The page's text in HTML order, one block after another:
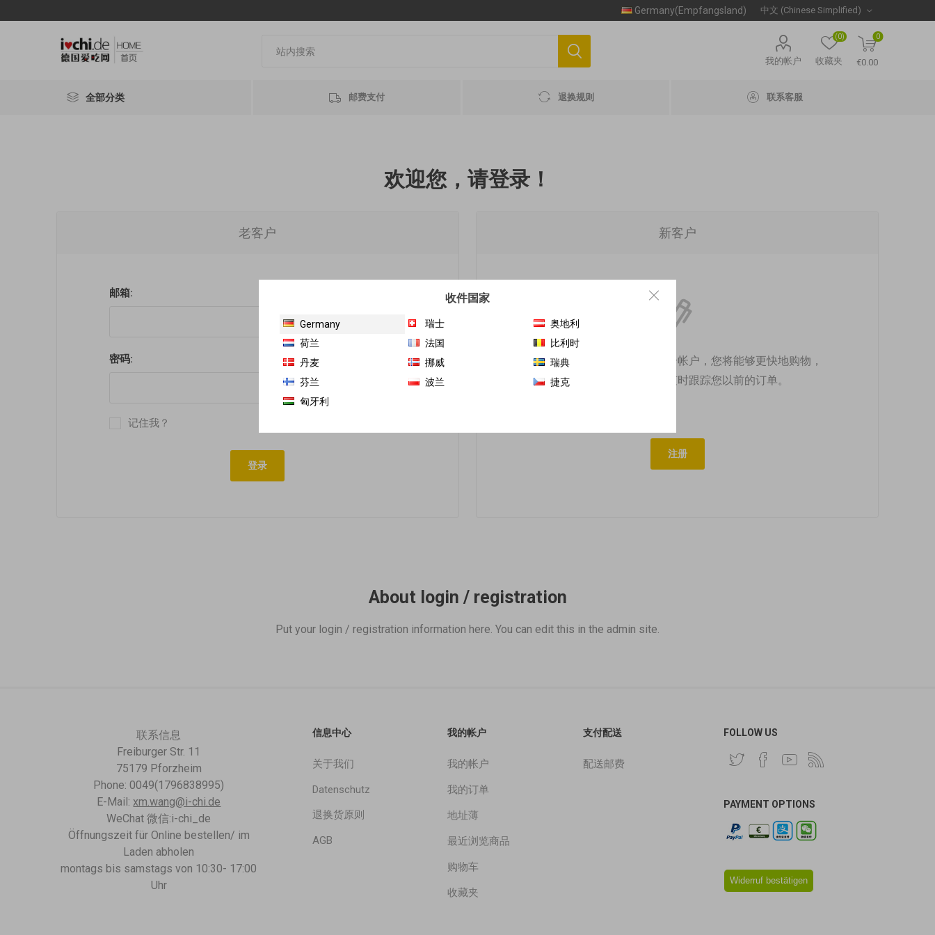
Germany(Empfangsland)
我的帐户 收藏夹
(0) 0
€0.00
全部分类 邮费支付 退换规则 联系客服
欢迎您，请登录！
新客户
通过在我们的网站上创建一个帐户，您将能够更快地购物，
最新的订单状态，并随时跟踪您以前的订单。
老客户
邮箱:
密码:
记住我？
About login / registration
Put your login / registration information here. You can edit this in the admin site.
联系信息
Freiburger Str. 11
75179 Pforzheim
Phone: 0049(1796838995)
E-Mail:xm.wang@i-chi.de
WeChat 微信:i-chi_de
Öffnungszeit für Online bestellen/ im
Laden abholen
montags bis samstags von 10:30- 17:00
Uhr
信息中心
关于我们
Datenschutz
退换货原则
AGB
我的帐户
我的帐户
我的订单
地址薄
最近浏览商品
购物车
收藏夹
支付配送
配送邮费
FOLLOW US
PAYMENT OPTIONS
Widerruf bestätigen
收件国家
Germany 瑞士
奥地利
荷兰
法国
比利时
丹麦
挪威
瑞典
芬兰
波兰
捷克
匈牙利